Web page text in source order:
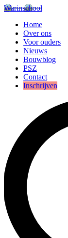
Warinschool
Home
Over ons
Voor ouders
Nieuws
Bouwblog
PSZ
Contact
Inschrijven